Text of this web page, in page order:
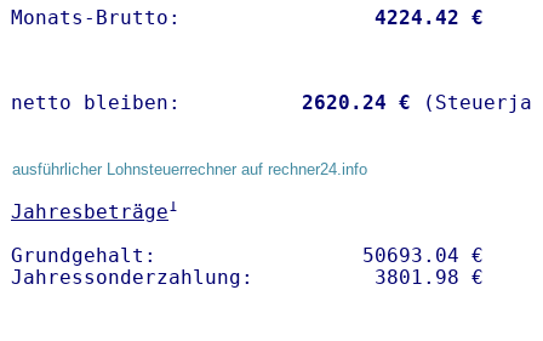
Monats-Brutto: 4224.42 €
netto bleiben: 2620.24 €
ausführlicher Lohnsteuerrechner auf rechner24.info
Jahresbeträge1
Grundgehalt:                 50693.04 €